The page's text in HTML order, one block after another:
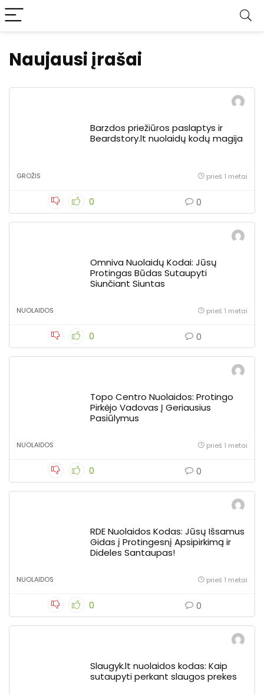
Naujausi įrašai
Barzdos priežiūros paslaptys ir
Beardstory.lt nuolaidų kodų magija
GROŽIS prieš 1 metai
0 0
Omniva Nuolaidų Kodai: Jūsų
Protingas Būdas Sutaupyti
Siunčiant Siuntas
NUOLAIDOS prieš 1 metai
0 0
Topo Centro Nuolaidos: Protingo
Pirkėjo Vadovas Į Geriausius
Pasiūlymus
NUOLAIDOS prieš 1 metai
0 0
RDE Nuolaidos Kodas: Jūsų Išsamus
Gidas į Protingesnį Apsipirkimą ir
Dideles Santaupas!
NUOLAIDOS prieš 1 metai
0 0
Slaugyk.lt nuolaidos kodas: Kaip
sutaupyti perkant slaugos prekes